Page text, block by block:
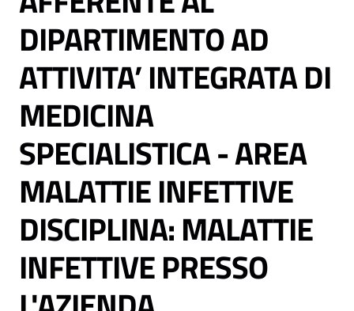
z
i
P
a
r
i
t
à
d
i
g
e
n
e
r
DIPARTIMENTO AD
ATTIVITA’ INTEGRATA DI
MEDICINA
SPECIALISTICA - AREA
MALATTIE INFETTIVE
DISCIPLINA: MALATTIE
INFETTIVE PRESSO